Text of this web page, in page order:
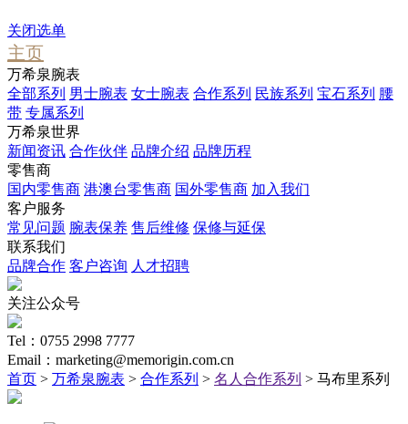
关闭选单
主页
万希泉腕表
全部系列 男士腕表 女士腕表 合作系列 民族系列 宝石系列 腰
带 专属系列
万希泉世界
新闻资讯 合作伙伴 品牌介绍 品牌历程
零售商
国内零售商 港澳台零售商 国外零售商 加入我们
客户服务
常见问题 腕表保养 售后维修 保修与延保
联系我们
品牌合作 客户咨询 人才招聘
关注公众号
Tel：0755 2998 7777
Email：marketing@memorigin.com.cn
首页 > 万希泉腕表 > 合作系列 > 名人合作系列 > 马布里系列